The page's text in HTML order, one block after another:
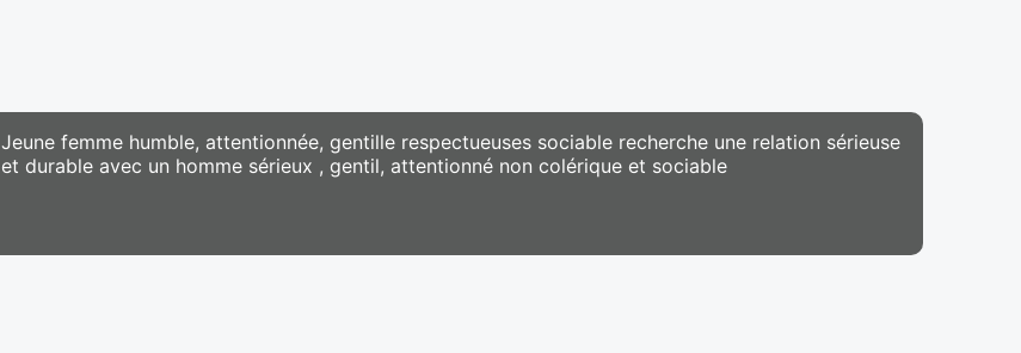
Jeune femme humble, attentionnée, gentille respectueuses sociable recherche une relation sérieuse
et durable avec un homme sérieux , gentil, attentionné non colérique et sociable